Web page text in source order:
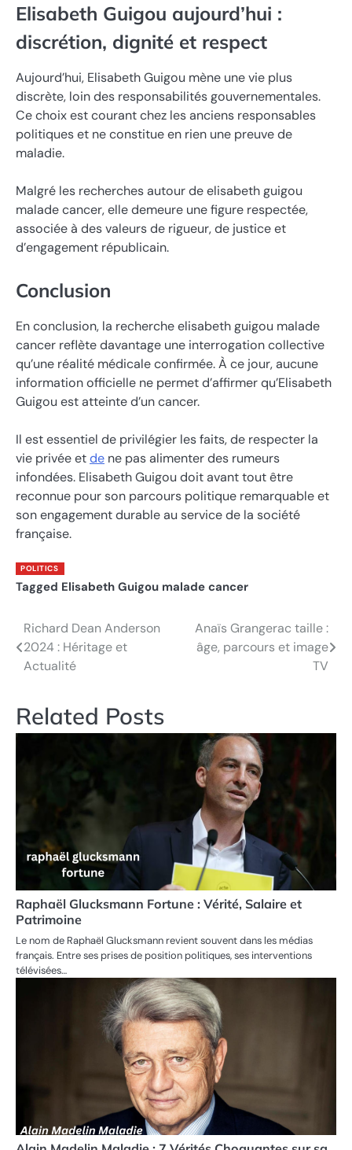
Elisabeth Guigou aujourd’hui :
discrétion, dignité et respect
Aujourd’hui, Elisabeth Guigou mène une vie plus
discrète, loin des responsabilités gouvernementales.
Ce choix est courant chez les anciens responsables
politiques et ne constitue en rien une preuve de
maladie.
Malgré les recherches autour de elisabeth guigou
malade cancer, elle demeure une figure respectée,
associée à des valeurs de rigueur, de justice et
d’engagement républicain.
Conclusion
En conclusion, la recherche elisabeth guigou malade
cancer reflète davantage une interrogation collective
qu’une réalité médicale confirmée. À ce jour, aucune
information officielle ne permet d’affirmer qu’Elisabeth
Guigou est atteinte d’un cancer.
Il est essentiel de privilégier les faits, de respecter la
vie privée etde ne pas alimenter des rumeurs
infondées. Elisabeth Guigou doit avant tout être
reconnue pour son parcours politique remarquable et
son engagement durable au service de la société
française.
POLITICS
Tagged Elisabeth Guigou malade cancer
Post
navigation
Richard Dean Anderson
2024 : Héritage et
Actualité
Anaïs Grangerac taille :
âge, parcours et image
TV
Related Posts
Raphaël Glucksmann Fortune : Vérité, Salaire et
Patrimoine
Le nom de Raphaël Glucksmann revient souvent dans les médias
français. Entre ses prises de position politiques, ses interventions
télévisées…